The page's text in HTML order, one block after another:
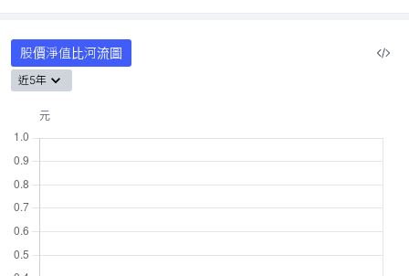
股價淨值比河流圖
近5年